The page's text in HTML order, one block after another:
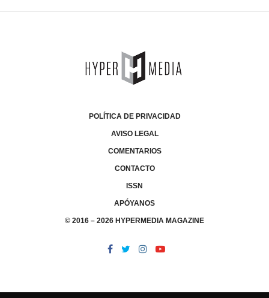
POLÍTICA DE PRIVACIDAD
AVISO LEGAL
COMENTARIOS
CONTACTO
ISSN
APÓYANOS
© 2016 – 2026 HYPERMEDIA MAGAZINE